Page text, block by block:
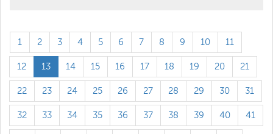
1 2 3 4 5 6 7 8 9 10 11
12 13 14 15 16 17 18 19 20 21
22 23 24 25 26 27 28 29 30 31
32 33 34 35 36 37 38 39 40 41